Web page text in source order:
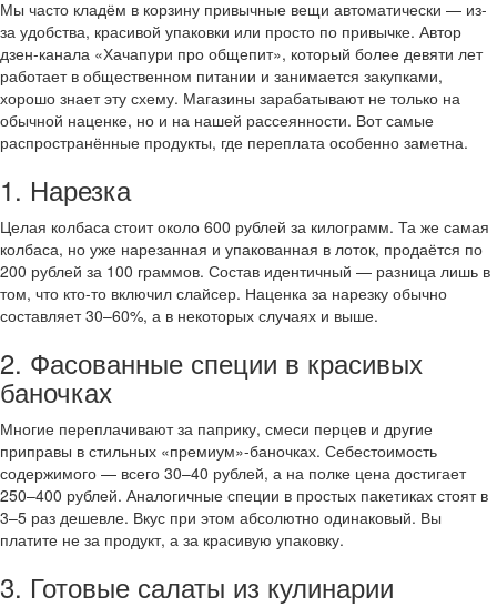
Мы часто кладём в корзину привычные вещи автоматически — из-
за удобства, красивой упаковки или просто по привычке. Автор
дзен-канала «Хачапури про общепит», который более девяти лет
работает в общественном питании и занимается закупками,
хорошо знает эту схему. Магазины зарабатывают не только на
обычной наценке, но и на нашей рассеянности. Вот самые
распространённые продукты, где переплата особенно заметна.
1. Нарезка
Целая колбаса стоит около 600 рублей за килограмм. Та же самая
колбаса, но уже нарезанная и упакованная в лоток, продаётся по
200 рублей за 100 граммов. Состав идентичный — разница лишь в
том, что кто-то включил слайсер. Наценка за нарезку обычно
составляет 30–60%, а в некоторых случаях и выше.
2. Фасованные специи в красивых
баночках
Многие переплачивают за паприку, смеси перцев и другие
приправы в стильных «премиум»-баночках. Себестоимость
содержимого — всего 30–40 рублей, а на полке цена достигает
250–400 рублей. Аналогичные специи в простых пакетиках стоят в
3–5 раз дешевле. Вкус при этом абсолютно одинаковый. Вы
платите не за продукт, а за красивую упаковку.
3. Готовые салаты из кулинарии